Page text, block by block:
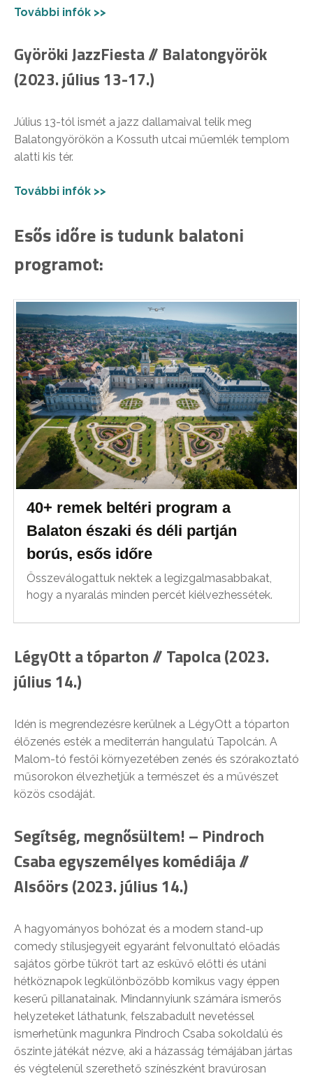
További infók >>
Györöki JazzFiesta // Balatongyörök
(2023. július 13-17.)
Július 13-tól ismét a jazz dallamaival telik meg
Balatongyörökön a Kossuth utcai műemlék templom
alatti kis tér.
További infók >>
Esős időre is tudunk balatoni
programot:
40+ remek beltéri program a
Balaton északi és déli partján
borús, esős időre
Összeválogattuk nektek a legizgalmasabbakat,
hogy a nyaralás minden percét kiélvezhessétek.
LégyOtt a tóparton // Tapolca (2023.
július 14.)
Idén is megrendezésre kerülnek a LégyOtt a tóparton
élőzenés esték a mediterrán hangulatú Tapolcán. A
Malom-tó festői környezetében zenés és szórakoztató
műsorokon élvezhetjük a természet és a művészet
közös csodáját.
Segítség, megnősültem! – Pindroch
Csaba egyszemélyes komédiája //
Alsóörs (2023. július 14.)
A hagyományos bohózat és a modern stand-up
comedy stílusjegyeit egyaránt felvonultató előadás
sajátos görbe tükröt tart az esküvő előtti és utáni
hétköznapok legkülönbözőbb komikus vagy éppen
keserű pillanatainak. Mindannyiunk számára ismerős
helyzeteket láthatunk, felszabadult nevetéssel
ismerhetünk magunkra Pindroch Csaba sokoldalú és
őszinte játékát nézve, aki a házasság témájában jártas
és végtelenül szerethető színészként bravúrosan